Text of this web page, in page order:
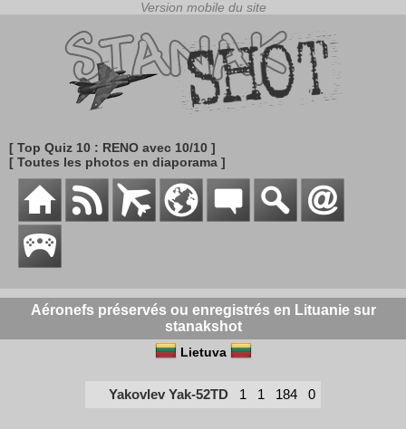
[ Top Quiz 10 : RENO avec 10/10 ]
[ Toutes les photos en diaporama ]
Aéronefs préservés ou enregistrés en Lituanie sur
stanakshot
Lietuva
Yakovlev Yak-52TD 1 1 184 0